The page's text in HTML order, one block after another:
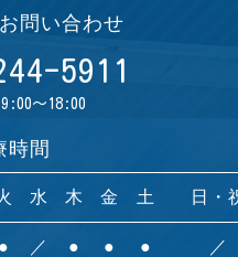
問い合わせ
5911
～18:00
時間
水 木 金 土 日・
● ／ ● ● ● ／